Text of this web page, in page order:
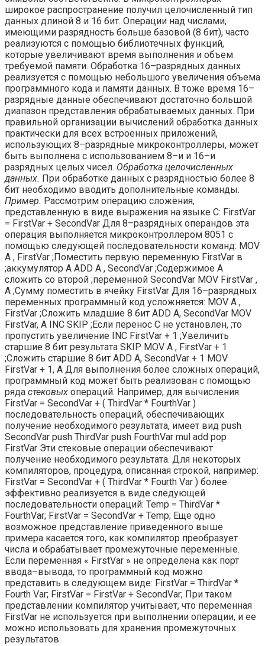
широкое распространение получил целочисленный тип
данных длиной 8 и 16 бит. Операции над числами,
имеющими разрядность больше базовой (8 бит), часто
реализуются с помощью библиотечных функций,
которые увеличивают время выполнения и объем
требуемой памяти. Обработка 16–раз­рядных данных
реализуется с помощью небольшого увеличения объема
программ­ного кода и памяти данных. В тоже время 16–
разрядные данные обеспечивают достаточно большой
диапазон представления обрабатываемых данных. При
пра­вильной организации вычислений обработка данных
практически для всех встроенных приложений,
использующих 8–разрядные микроконтроллеры, может
быть выполнена с использованием 8–и и 16–и
разрядных целых чисел. Обработка целочисленных
данных. При обработке данных с разрядно­стью более 8
бит необходимо вводить дополнительные команды.
Пример. Рассмотрим операцию сложения,
представленную в виде выражения на языке С: FirstVar
= FirstVar + SecondVar Для 8–разрядных операндов эта
операция выполняется микроконтроллером 8051 с
помощью следующей последовательности команд: MOV
A , FirstVar ;Поместить первую переменную FirstVar в
;аккумулятор А ADD A , SecondVar ;Содержимое А
сложить со второй ;переменной SecondVar MOV FirstVar ,
А ;Сумму поместить в ячейку FirstVar Для 16–разрядных
переменных программный код усложняется: MOV A ,
FirstVar ;Сложить младшие 8 бит ADD A, SecondVar MOV
FirstVar, А INC SKIP ;Если перенос С не установлен, ;то
пропустить увеличение INC FirstVar + 1 ;Увеличить
старшие 8 бит результата SKIP MOV A , FirstVar + 1
;Сложить старшие 8 бит ADD A, SecondVar + 1 MOV
FirstVar + 1, А Для выполнения более сложных операций,
программный код может быть реа­лизован с помощью
ряда стековых операций. Например, для вычисления
FirstVar = SecondVar + ( ThirdVar * FourthVar )
последовательность операций, обеспечивающих
получение необходимого ре­зультата, имеет вид push
SecondVar push ThirdVar push FourthVar mul add pop
FirstVar Эти стековые операции обеспечивают
получение необходимого результата. Для некоторых
компиляторов, процедура, описанная строкой, например:
FirstVar = SecondVar + ( ThirdVar * Fourth Var ) более
эффективно реализуется в виде следующей
последовательности операций: Temp = ThirdVar *
FourthVar; FirstVar = SecondVar + Temp; Еще одно
возможное представление приведенного выше
примера касается того, как компилятор преобразует
числа и обрабатывает промежуточные пере­менные.
Если переменная « FirstVar » не определена как порт
ввода–вывода, то программный код можно
представить в следующем виде: FirstVar = ThirdVar *
Fourth Var; FirstVar = FirstVar + SecondVar; При таком
представлении компилятор учитывает, что переменная
FirstVar не используется при выполнении операции, и ее
можно использовать для хранения промежуточных
результатов.